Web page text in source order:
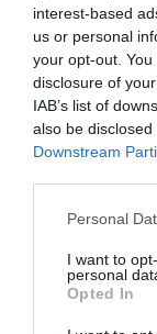
interest-based
us or personal
your opt-out.
disclosure of
IAB’s list of
also be
Downstream
Please note that
not limited to
grant or deny
use your data
consent section.
Personal
I want to
personal
Opted In
KÖZEL FÉL